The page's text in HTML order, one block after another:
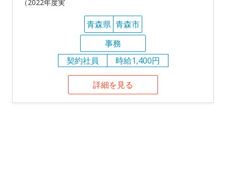
（2022年度実
青森県 青森市
事務
契約社員
時給1,400円
詳細を見る